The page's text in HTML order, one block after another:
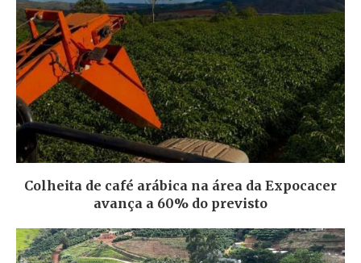
Colheita de café arábica na área da Expocacer
avança a 60% do previsto